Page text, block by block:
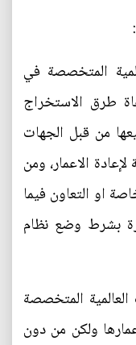
المتخصصة في
طرق الاستخراج
من قبل الجهات
الاعمار، ومن
او التعاون فيما
بشرط وضع نظام
المتخصصة
ولكن من دون